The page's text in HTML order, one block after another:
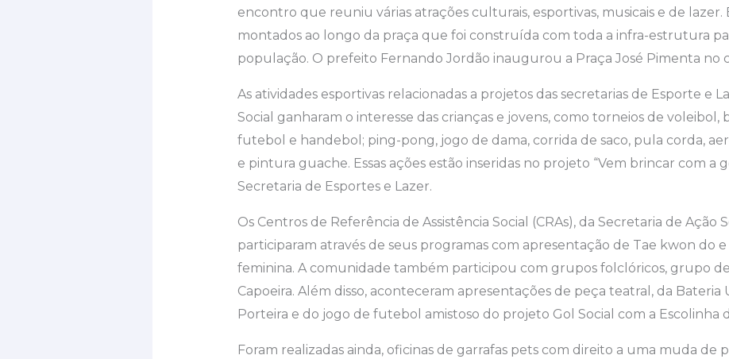
encontro que reuniu várias atrações culturais, esportivas, musicais e de lazer.
montados ao longo da praça que foi construída com toda a infra-estrutura
população. O prefeito Fernando Jordão inaugurou a Praça José Pimenta no
As atividades esportivas relacionadas a projetos das secretarias de Esporte e
Social ganharam o interesse das crianças e jovens, como torneios de voleibol,
futebol e handebol; ping-pong, jogo de dama, corrida de saco, pula corda,
e pintura guache. Essas ações estão inseridas no projeto “Vem brincar com a
Secretaria de Esportes e Lazer.
Os Centros de Referência de Assistência Social (CRAs), da Secretaria de Ação
participaram através de seus programas com apresentação de Tae kwon do e
feminina. A comunidade também participou com grupos folclóricos, grupo
Capoeira. Além disso, aconteceram apresentações de peça teatral, da Bateria
Porteira e do jogo de futebol amistoso do projeto Gol Social com a Escolinha
Foram realizadas ainda, oficinas de garrafas pets com direito a uma muda de